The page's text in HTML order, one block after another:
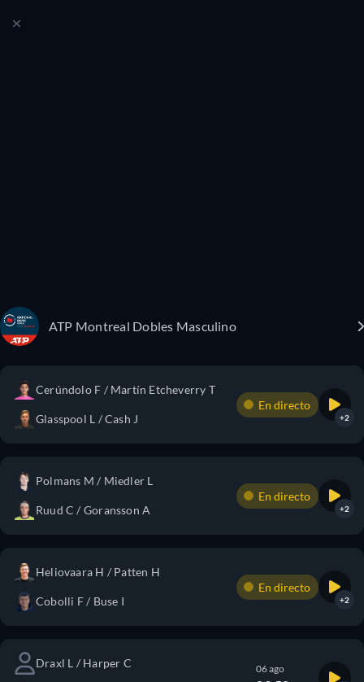
ATP Montreal Dobles Masculino
Cerúndolo F / Martín Etcheverry T
Glasspool L / Cash J
En directo
+2
Polmans M / Miedler L
Ruud C / Goransson A
En directo
+2
Heliovaara H / Patten H
Cobolli F / Buse I
En directo
+2
Draxl L / Harper C 06 ago